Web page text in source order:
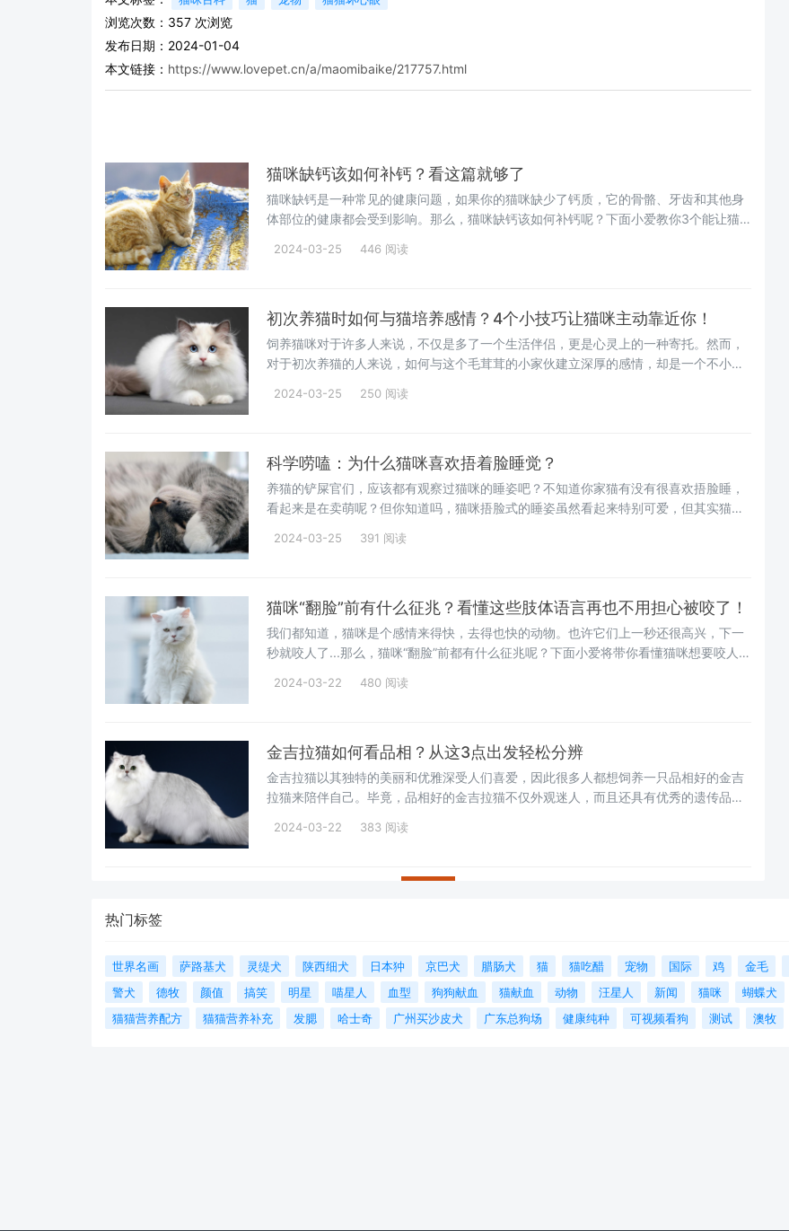
浏览次数： 357 次浏览
发布日期：2024-01-04
本文链接： https://www.lovepet.cn/a/maomibaike/217757.html
猫咪缺钙该如何补钙？看这篇就够了
猫咪缺钙是一种常见的健康问题，如果你的猫咪缺少了钙质，它的骨骼、牙齿和其他身
体部位的健康都会受到影响。那么，猫咪缺钙该如何补钙呢？下面小爱教你3个能让猫
2024-03-25 446 阅读
初次养猫时如何与猫培养感情？4个小技巧让猫咪主动靠近你！
饲养猫咪对于许多人来说，不仅是多了一个生活伴侣，更是心灵上的一种寄托。然而，
对于初次养猫的人来说，如何与这个毛茸茸的小家伙建立深厚的感情，却是一个不小的
屎官不妨试试以下4个办法，试完保证让猫咪主动靠近你~
2024-03-25 250 阅读
科学唠嗑：为什么猫咪喜欢捂着脸睡觉？
养猫的铲屎官们，应该都有观察过猫咪的睡姿吧？不知道你家猫有没有很喜欢捂脸睡，
看起来是在卖萌呢？但你知道吗，猫咪捂脸式的睡姿虽然看起来特别可爱，但其实猫咪
2024-03-25 391 阅读
猫咪“翻脸”前有什么征兆？看懂这些肢体语言再也不用担心被咬了！
我们都知道，猫咪是个感情来得快，去得也快的动物。也许它们上一秒还很高兴，下一
秒就咬人了...那么，猫咪“翻脸”前都有什么征兆呢？下面小爱将带你看懂猫咪想要咬人前
2024-03-22 480 阅读
金吉拉猫如何看品相？从这3点出发轻松分辨
金吉拉猫以其独特的美丽和优雅深受人们喜爱，因此很多人都想饲养一只品相好的金吉
拉猫来陪伴自己。毕竟，品相好的金吉拉猫不仅外观迷人，而且还具有优秀的遗传品
晓！
2024-03-22 383 阅读
热门标签
世界名画 萨路基犬 灵缇犬 陕西细犬 日本狆 京巴犬 腊肠犬 猫 猫吃醋 宠物 国际 鸡 金毛
警犬
德牧 颜值 搞笑 明星 喵星人 血型 狗狗献血 猫献血 动物 汪星人 新闻 猫咪 蝴蝶犬
猫猫营养配方
猫猫营养补充 发腮 哈士奇 广州买沙皮犬 广东总狗场 健康纯种 可视频看狗 测试 澳牧